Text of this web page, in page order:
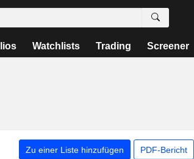
Watchlists Trading Screener
Zu einer Liste hinzufügen PDF-Bericht